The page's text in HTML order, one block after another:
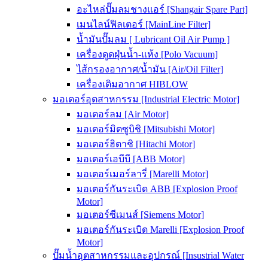
อะไหล่ปั๊มลมชางแอร์ [Shangair Spare Part]
เมนไลน์ฟิลเตอร์ [MainLine Filter]
น้ำมันปั๊มลม [ Lubricant Oil Air Pump ]
เครื่องดูดฝุ่นน้ำ-แห้ง [Polo Vacuum]
ไส้กรองอากาศ/น้ำมัน [Air/Oil Filter]
เครื่องเติมอากาศ HIBLOW
มอเตอร์อุตสาหกรรม [Industrial Electric Motor]
มอเตอร์ลม [Air Motor]
มอเตอร์มิตซูบิชิ [Mitsubishi Motor]
มอเตอร์ฮิตาชิ [Hitachi Motor]
มอเตอร์เอบีบี [ABB Motor]
มอเตอร์เมอร์ลารี่ [Marelli Motor]
มอเตอร์กันระเบิด ABB [Explosion Proof
Motor]
มอเตอร์ซีเมนส์ [Siemens Motor]
มอเตอร์กันระเบิด Marelli [Explosion Proof
Motor]
ปั๊มน้ำอุตสาหกรรมและอุปกรณ์ [Insustrial Water